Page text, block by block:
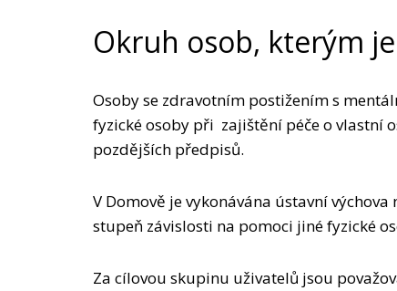
Okruh osob, kterým
Osoby se zdravotním postižením s
fyzické osoby při zajištění péče o vlastní
pozdějších předpisů.
V Domově je vykonávána ústavní
stupeň závislosti na pomoci jiné fyzické
Za cílovou skupinu uživatelů jsou